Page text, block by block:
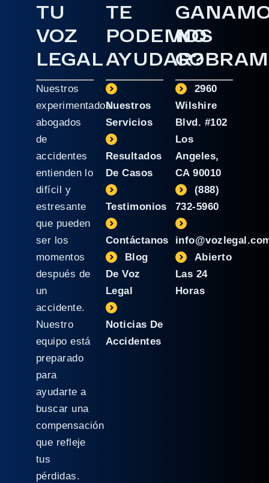
TU
VOZ
LEGAL
Nuestros
experimentados
abogados
de
accidentes
entienden lo
difícil y
estresante
que pueden
ser los
momentos
después de
un
accidente.
Nuestro
equipo está
preparado
para
ayudarte a
buscar una
compensación
que refleje
tus
pérdidas.
TE
PODEMOS
AYUDAR?
Nuestros
Servicios
Resultados
De Casos
Testimonios
Contáctanos
Blog
De Voz
Legal
Noticias De
Accidentes
NO
2960
Wilshire
Blvd. #102
Los
Angeles,
CA 90010
(888)
732-5960
Abierto
Las 24
Horas